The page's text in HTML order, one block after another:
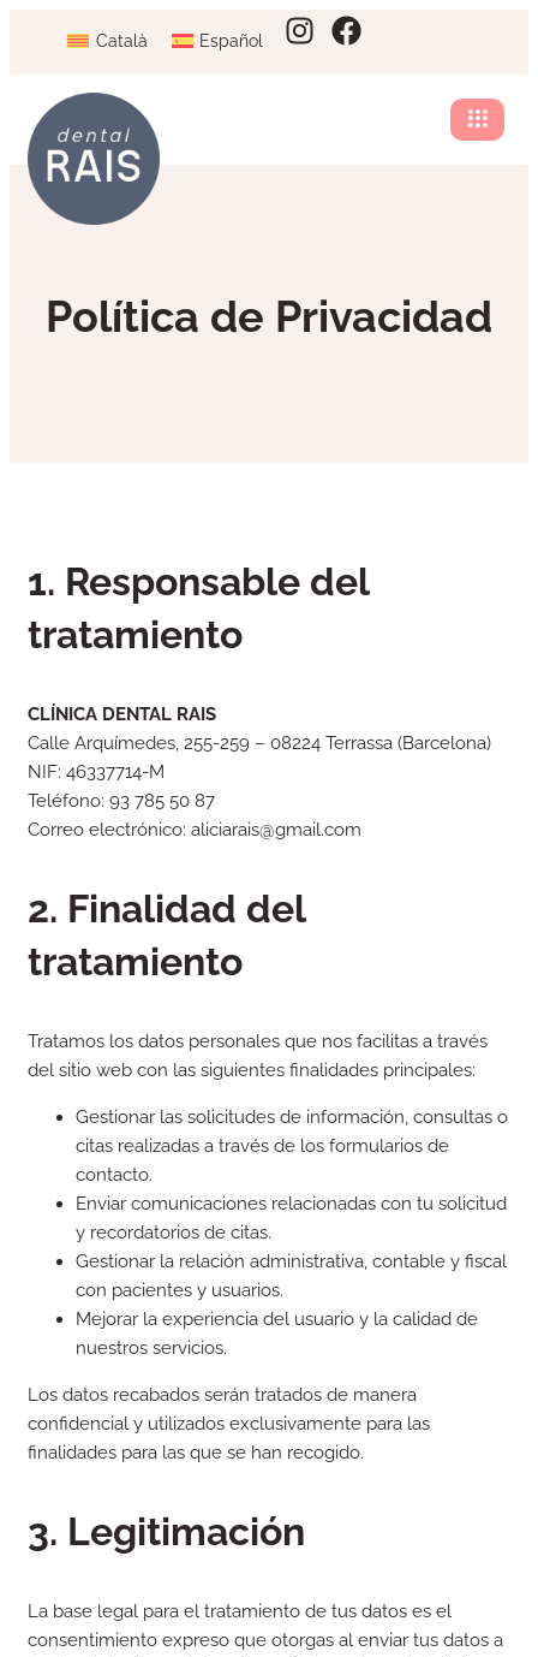
Català Español
Política de Privacidad
1. Responsable del
tratamiento
CLÍNICA DENTAL RAIS
Calle Arquímedes, 255-259 – 08224 Terrassa (Barcelona)
NIF: 46337714-M
Teléfono: 93 785 50 87
Correo electrónico: aliciarais@gmail.com
2. Finalidad del
tratamiento
Tratamos los datos personales que nos facilitas a través
del sitio web con las siguientes finalidades principales:
Gestionar las solicitudes de información, consultas o
citas realizadas a través de los formularios de
contacto.
Enviar comunicaciones relacionadas con tu solicitud
y recordatorios de citas.
Gestionar la relación administrativa, contable y fiscal
con pacientes y usuarios.
Mejorar la experiencia del usuario y la calidad de
nuestros servicios.
Los datos recabados serán tratados de manera
confidencial y utilizados exclusivamente para las
finalidades para las que se han recogido.
3. Legitimación
La base legal para el tratamiento de tus datos es el
consentimiento expreso que otorgas al enviar tus datos a